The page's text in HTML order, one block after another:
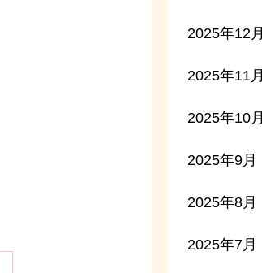
2025年12月
2025年11月
2025年10月
2025年9月
2025年8月
2025年7月